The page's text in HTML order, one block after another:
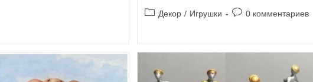
Рубрика
Декор / Игрушки
Комментарии
0 комментариев